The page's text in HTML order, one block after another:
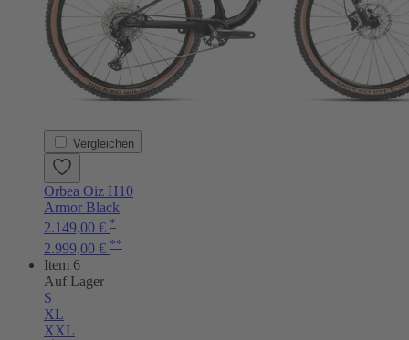
Vergleichen
Orbea Oiz H10
Armor Black
2.149,00 € *
2.999,00 € **
Item 6
Auf Lager
S
XL
XXL